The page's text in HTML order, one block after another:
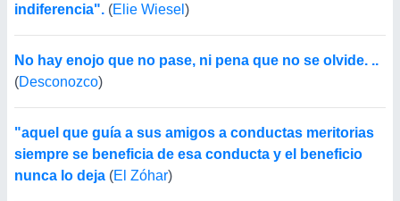
indiferencia". (Elie Wiesel )
No hay enojo que no pase, ni pena que no se olvide. ..
(Desconozco)
"aquel que guía a sus amigos a conductas meritorias
siempre se beneficia de esa conducta y el beneficio
nunca lo deja (El Zóhar)